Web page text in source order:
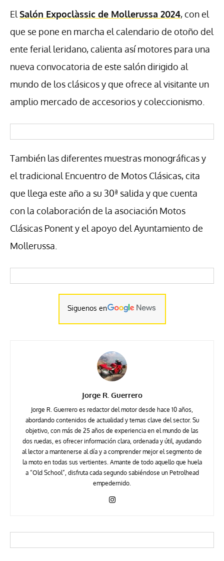
El Salón Expoclàssic de Mollerussa 2024, con el
que se pone en marcha el calendario de otoño del
ente ferial leridano, calienta así motores para una
nueva convocatoria de este salón dirigido al
mundo de los clásicos y que ofrece al visitante un
amplio mercado de accesorios y coleccionismo.
También las diferentes muestras monográficas y
el tradicional Encuentro de Motos Clásicas, cita
que llega este año a su 30ª salida y que cuenta
con la colaboración de la asociación Motos
Clásicas Ponent y el apoyo del Ayuntamiento de
Mollerussa.
Siguenos en
Jorge R. Guerrero
Jorge R. Guerrero es redactor del motor desde hace 10 años,
abordando contenidos de actualidad y temas clave del sector. Su
objetivo, con más de 25 años de experiencia en el mundo de las
dos ruedas, es ofrecer información clara, ordenada y útil, ayudando
al lector a mantenerse al día y a comprender mejor el segmento de
la moto en todas sus vertientes. Amante de todo aquello que huela
a “Old School”, disfruta cada segundo sabiéndose un Petrolhead
empedernido.